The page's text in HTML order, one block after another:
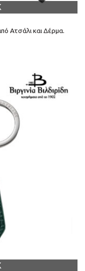
Ατσάλι και Δέρμα.